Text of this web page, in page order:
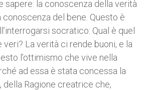
sapere: la conoscenza della verità
del bene. Questo è
socratico: Qual è quel
veri? La verità ci rende buoni, e la
l’ottimismo che vive nella
ad essa è stata concessa la
, della Ragione creatrice che,